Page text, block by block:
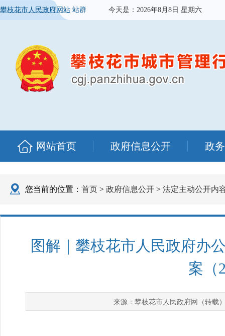
攀枝花市人民政府网站 站群 今天是： 2026年8月8日 星期六
网站首页 政府信息公开 政
您当前的位置： 首页 > 政府信息公开 > 法定主动公开内
图解｜攀枝花市人民政府办
案（
来源： 攀枝花市人民政府网（转载